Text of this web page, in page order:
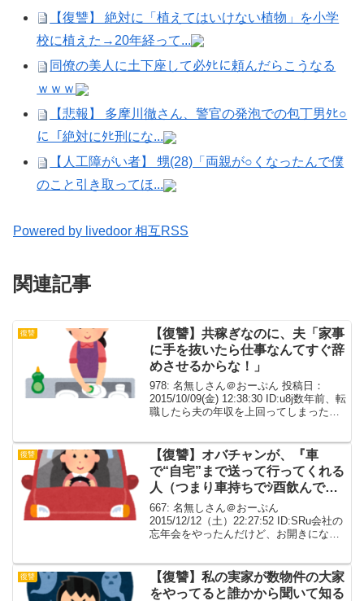
【復讐】 絶対に「植えてはいけない植物」を小学
校に植えた→20年経って...
同僚の美人に土下座して必ﾀﾋに頼んだらこうなる
ｗｗｗ
【悲報】 多摩川徹さん、警官の発泡での包丁男ﾀﾋ○
に「絶対にﾀﾋ刑にな...
【人工障がい者】 甥(28)「両親が○くなったんで僕
のこと引き取ってほ...
Powered by livedoor 相互RSS
関連記事
復讐
【復讐】共稼ぎなのに、夫「家事
に手を抜いたら仕事なんてすぐ辞
めさせるからな！」
978: 名無しさん＠おーぷん 投稿日：
2015/10/09(金) 12:38:30 ID:u8j数年前、転
職したら夫の年収を上回ってしまった。
にするのはわかっていた...
復讐
【復讐】オバチャンが、『車
で“自宅”まで送って行ってくれる
人（つまり車持ちでｼ酉飲んでな
い人）』を探してるようだった。
【ワロタ】
667: 名無しさん＠おーぷん
2015/12/12（土）22:27:52 ID:SRu会社の
忘年会をやったんだけど、お開きになっ
が、『車で“自宅”まで送って行ってくれ
る...
復讐
【復讐】私の実家が数物件の大家
をやってると誰かから聞いて知る